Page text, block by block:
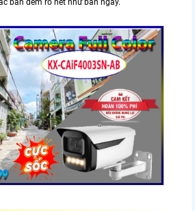
ban đêm rõ nét như ban ngày.